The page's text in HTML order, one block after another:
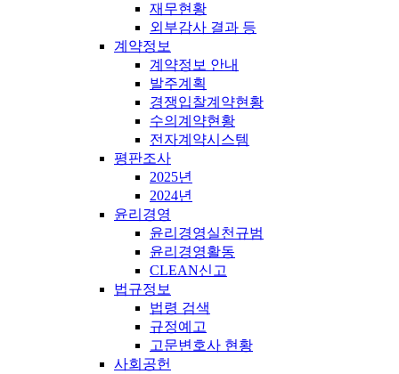
재무현황
외부감사 결과 등
계약정보
계약정보 안내
발주계획
경쟁입찰계약현황
수의계약현황
전자계약시스템
평판조사
2025년
2024년
윤리경영
윤리경영실천규범
윤리경영활동
CLEAN신고
법규정보
법령 검색
규정예고
고문변호사 현황
사회공헌